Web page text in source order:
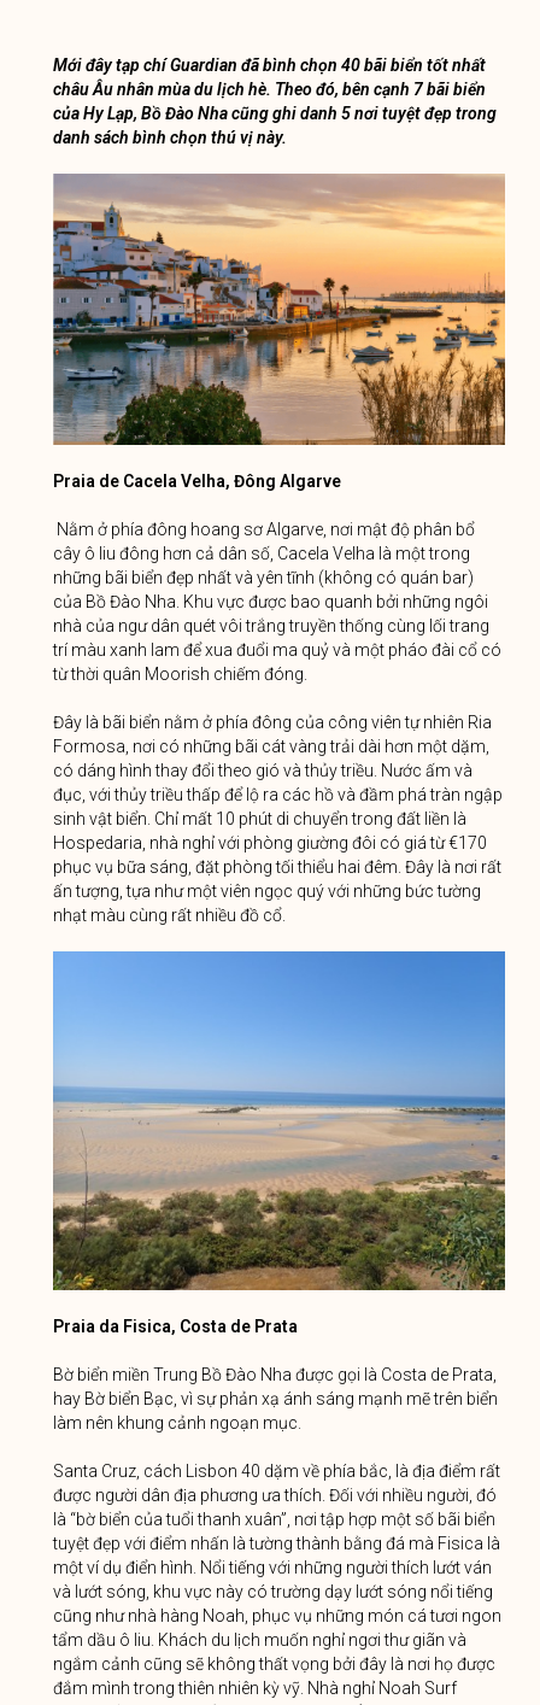
Mới đây tạp chí Guardian đã bình chọn 40 bãi biển tốt nhất
châu Âu nhân mùa du lịch hè. Theo đó, bên cạnh 7 bãi biển
của Hy Lạp, Bồ Đào Nha cũng ghi danh 5 nơi tuyệt đẹp trong
danh sách bình chọn thú vị này.
Praia de Cacela Velha, Đông Algarve
Nằm ở phía đông hoang sơ Algarve, nơi mật độ phân bổ
cây ô liu đông hơn cả dân số, Cacela Velha là một trong
những bãi biển đẹp nhất và yên tĩnh (không có quán bar)
của Bồ Đào Nha. Khu vực được bao quanh bởi những ngôi
nhà của ngư dân quét vôi trắng truyền thống cùng lối trang
trí màu xanh lam để xua đuổi ma quỷ và một pháo đài cổ có
từ thời quân Moorish chiếm đóng.
Đây là bãi biển nằm ở phía đông của công viên tự nhiên Ria
Formosa, nơi có những bãi cát vàng trải dài hơn một dặm,
có dáng hình thay đổi theo gió và thủy triều. Nước ấm và
đục, với thủy triều thấp để lộ ra các hồ và đầm phá tràn ngập
sinh vật biển. Chỉ mất 10 phút di chuyển trong đất liền là
Hospedaria, nhà nghỉ với phòng giường đôi có giá từ €170
phục vụ bữa sáng, đặt phòng tối thiểu hai đêm. Đây là nơi rất
ấn tượng, tựa như một viên ngọc quý với những bức tường
nhạt màu cùng rất nhiều đồ cổ.
Praia da Fisica, Costa de Prata
Bờ biển miền Trung Bồ Đào Nha được gọi là Costa de Prata,
hay Bờ biển Bạc, vì sự phản xạ ánh sáng mạnh mẽ trên biển
làm nên khung cảnh ngoạn mục.
Santa Cruz, cách Lisbon 40 dặm về phía bắc, là địa điểm rất
được người dân địa phương ưa thích. Đối với nhiều người, đó
là “bờ biển của tuổi thanh xuân”, nơi tập hợp một số bãi biển
tuyệt đẹp với điểm nhấn là tường thành bằng đá mà Fisica là
một ví dụ điển hình. Nổi tiếng với những người thích lướt ván
và lướt sóng, khu vực này có trường dạy lướt sóng nổi tiếng
cũng như nhà hàng Noah, phục vụ những món cá tươi ngon
tẩm dầu ô liu. Khách du lịch muốn nghỉ ngơi thư giãn và
ngắm cảnh cũng sẽ không thất vọng bởi đây là nơi họ được
đắm mình trong thiên nhiên kỳ vỹ. Nhà nghỉ Noah Surf